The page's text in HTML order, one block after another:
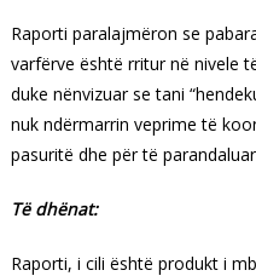
Raporti paralajmëron se
varfërve është rritur në nivele
duke nënvizuar se tani
nuk ndërmarrin veprime të
pasuritë dhe për të
Të dhënat:
Raporti, i cili është produkt i